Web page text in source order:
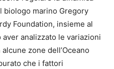
biologo marino Gregory
Foundation, insieme al
analizzato le variazioni
zone dell’Oceano
che i fattori